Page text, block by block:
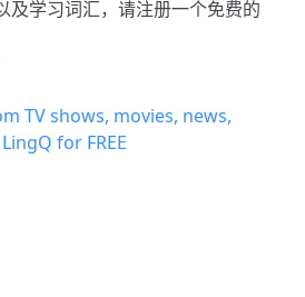
及学习词汇，请注册一个免费的